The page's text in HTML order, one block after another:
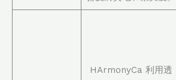
HArmonyCa 利用透